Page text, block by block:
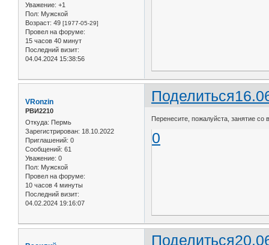
Уважение: +1
Пол: Мужской
Возраст: 49 [1977-05-29]
Провел на форуме:
15 часов 40 минут
Последний визит:
04.04.2024 15:38:56
Поделиться
VRonzin
РВИ2210
Откуда: Пермь
Зарегистрирован: 18.10.2022
Приглашений: 0
Сообщений: 61
Уважение: 0
Пол: Мужской
Провел на форуме:
10 часов 4 минуты
Последний визит:
04.02.2024 19:16:07
Перенесите, пожалуйста, занятие со
0
Поделиться